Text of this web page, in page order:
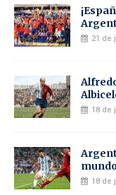
21 de
18 de
18 de